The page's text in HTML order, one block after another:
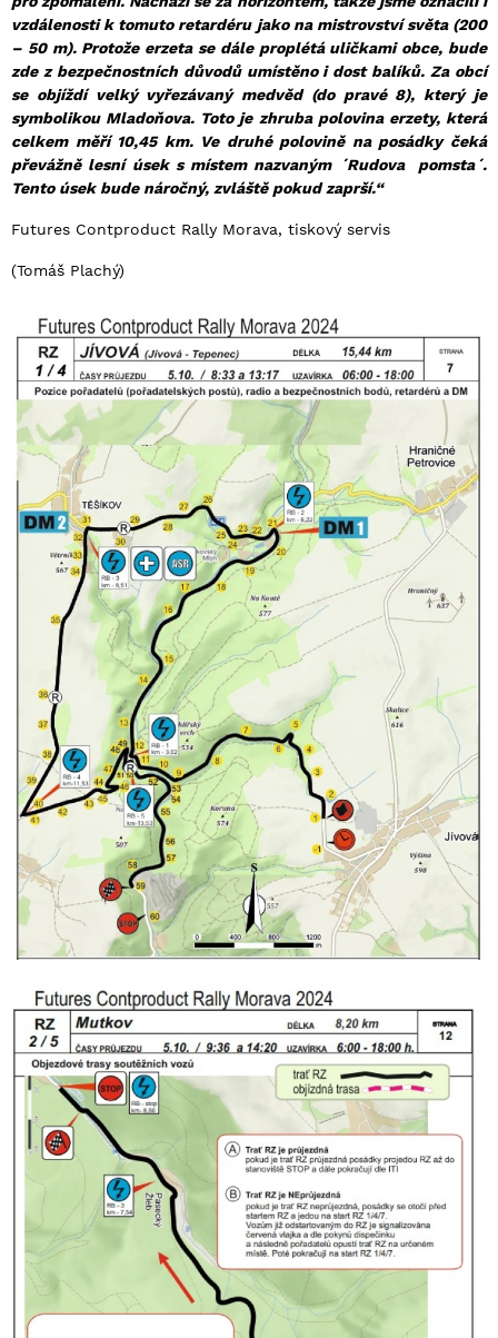
vzdálenosti k tomuto retardéru jako na mistrovství světa (200
– 50 m). Protože erzeta se dále proplétá uličkami obce, bude
zde z bezpečnostních důvodů umístěno i dost balíků. Za obcí
se objíždí velký vyřezávaný medvěd (do pravé 8), který je
symbolikou Mladoňova. Toto je zhruba polovina erzety, která
celkem měří 10,45 km. Ve druhé polovině na posádky čeká
převážně lesní úsek s místem nazvaným ´Rudova pomsta´.
Tento úsek bude náročný, zvláště pokud zaprší.“
Futures Contproduct Rally Morava, tiskový servis
(Tomáš Plachý)